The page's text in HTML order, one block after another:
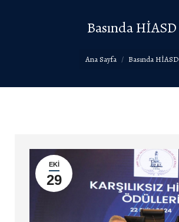
Basında HİASD
Ana Sayfa Basında HİASD
EKI
29